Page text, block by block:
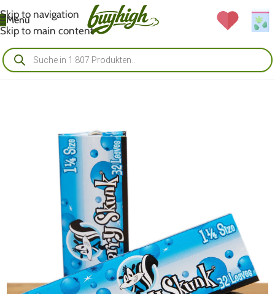
Skip to navigation
Skip to main content
Menü